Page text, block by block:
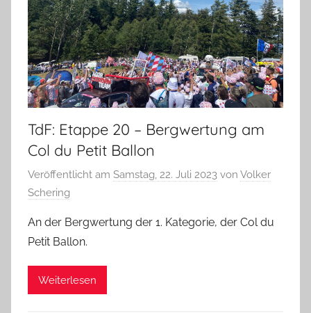
TdF: Etappe 20 – Bergwertung am
Col du Petit Ballon
Veröffentlicht am Samstag, 22. Juli 2023 von Volker
Schering
An der Bergwertung der 1. Kategorie, der Col du
Petit Ballon.
Weiterlesen